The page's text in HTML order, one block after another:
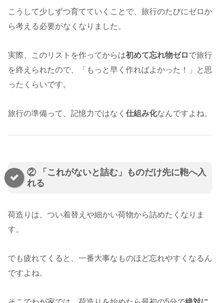
こうして少しずつ育てていくことで、旅行のたびにゼロか
ら考える必要がなくなりました。
実際、このリストを作ってからは初めて忘れ物ゼロで旅行
を終えられたので、「もっと早く作ればよかった！」と思
ったくらいです。
旅行の準備って、記憶力ではなく 仕組み化なんですよね。
② 「これがないと詰む」ものだけ先に鞄へ入
れる
荷造りは、つい着替えや細かい荷物から詰めたくなりま
す。
でも疲れてくると、一番大事なものほど忘れやすくなるん
ですよね。